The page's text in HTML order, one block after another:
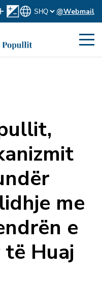
@Webmail
me
e
Huaj